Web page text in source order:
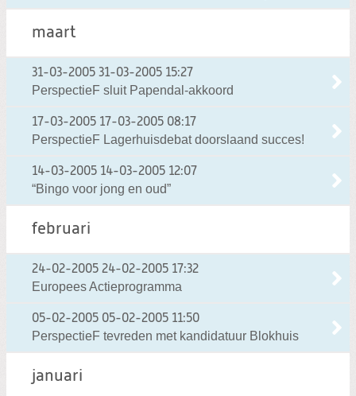
maart
31-03-2005 31-03-2005 15:27
PerspectieF sluit Papendal-akkoord
17-03-2005 17-03-2005 08:17
PerspectieF Lagerhuisdebat doorslaand succes!
14-03-2005 14-03-2005 12:07
“Bingo voor jong en oud”
februari
24-02-2005 24-02-2005 17:32
Europees Actieprogramma
05-02-2005 05-02-2005 11:50
PerspectieF tevreden met kandidatuur Blokhuis
januari